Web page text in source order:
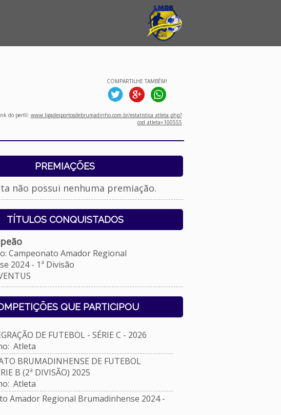
COMPARTILHE TAMBÉM!
do perfil: www.ligadesportosdebrumadinho.com.br/estatistica_atleta.php?
cod_atleta=100555
PREMIAÇÕES
não possui nenhuma premiação.
TÍTULOS CONQUISTADOS
Campeonato Amador Regional
2024 - 1ª Divisão
QUE PARTICIPOU
DE FUTEBOL - SÉRIE C - 2026
Atleta
BRUMADINHENSE DE FUTEBOL
B (2ª DIVISÃO) 2025
Atleta
Amador Regional Brumadinhense 2024 -